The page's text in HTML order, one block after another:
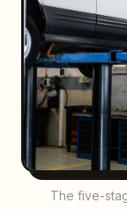
The five-